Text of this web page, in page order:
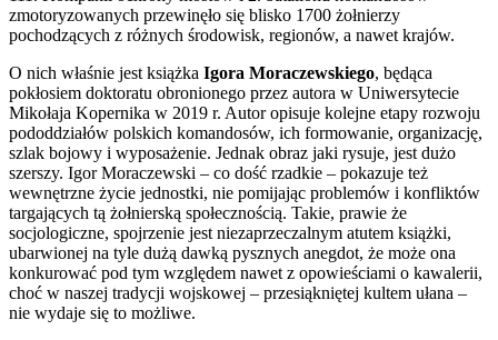
zmotoryzowanych przewinęło się blisko 1700 żołnierzy
pochodzących z różnych środowisk, regionów, a nawet krajów.
O nich właśnie jest książka Igora Moraczewskiego, będąca
pokłosiem doktoratu obronionego przez autora w Uniwersytecie
Mikołaja Kopernika w 2019 r. Autor opisuje kolejne etapy rozwoju
pododdziałów polskich komandosów, ich formowanie, organizację,
szlak bojowy i wyposażenie. Jednak obraz jaki rysuje, jest dużo
szerszy. Igor Moraczewski – co dość rzadkie – pokazuje też
wewnętrzne życie jednostki, nie pomijając problemów i konfliktów
targających tą żołnierską społecznością. Takie, prawie że
socjologiczne, spojrzenie jest niezaprzeczalnym atutem książki,
ubarwionej na tyle dużą dawką pysznych anegdot, że może ona
konkurować pod tym względem nawet z opowieściami o kawalerii,
choć w naszej tradycji wojskowej – przesiąkniętej kultem ułana –
nie wydaje się to możliwe.